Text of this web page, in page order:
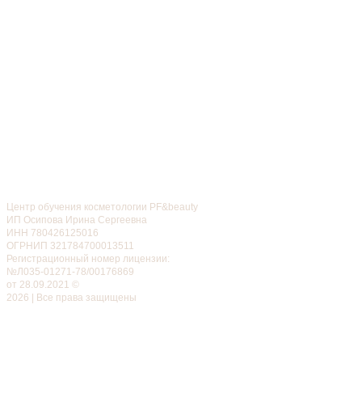
Центр обучения косметологии PF&beauty
ИП Осипова Ирина Сергеевна
ИНН 780426125016
ОГРНИП 321784700013511
Регистрационный номер лицензии:
№Л035-01271-78/00176869
от 28.09.2021 ©
2026 | Все права защищены